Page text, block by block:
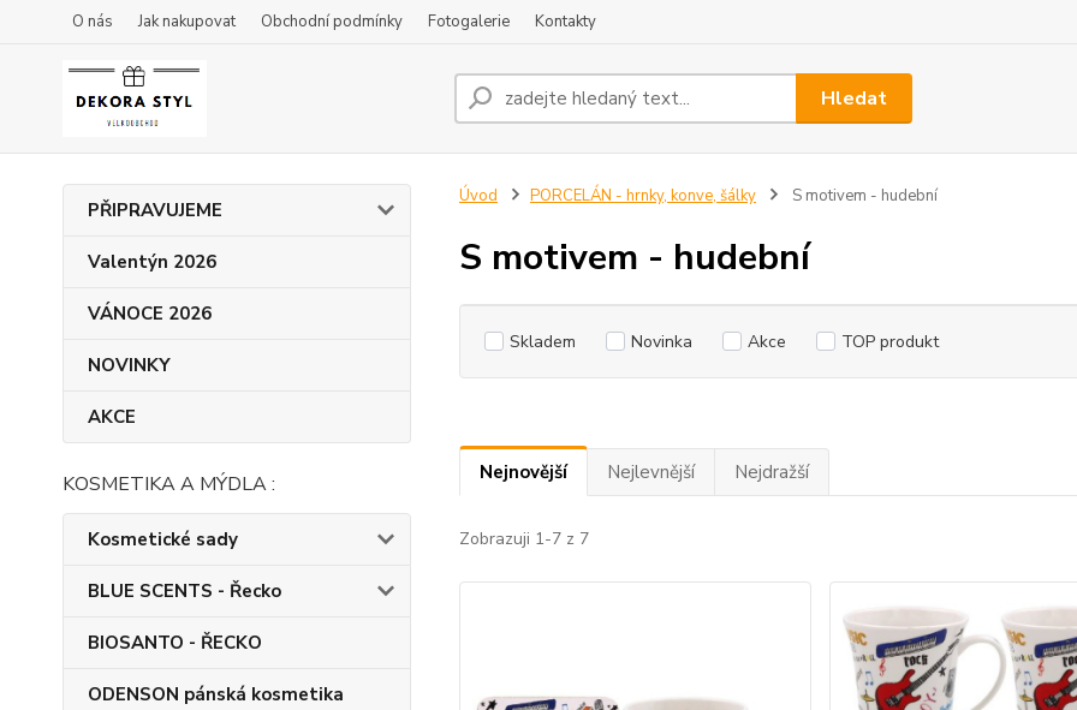
O nás Jak nakupovat Obchodní podmínky Fotogalerie Kontakty
Hledat
PŘIPRAVUJEME
Valentýn 2026
VÁNOCE 2026
NOVINKY
AKCE
KOSMETIKA A MÝDLA :
Kosmetické sady
BLUE SCENTS - Řecko
BIOSANTO - ŘECKO
ODENSON pánská kosmetika
Úvod PORCELÁN - hrnky, konve, šálky S motivem - hudební
S motivem - hudební
Skladem Novinka Akce TOP produkt
Nejnovější Nejlevnější Nejdražší
Zobrazuji 1-7 z 7